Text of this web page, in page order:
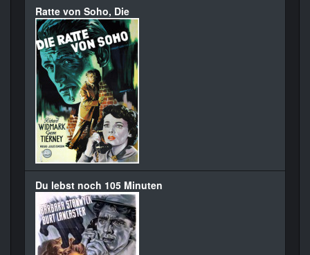
Ratte von Soho, Die
Du lebst noch 105 Minuten